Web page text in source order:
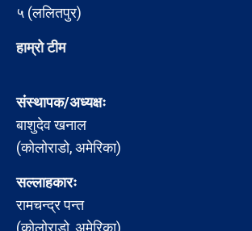
५ (ललितपुर)
हाम्रो टीम
संस्थापक/अध्यक्षः
बाशुदेव खनाल
(कोलोराडो, अमेरिका)
सल्लाहकारः
रामचन्द्र पन्त